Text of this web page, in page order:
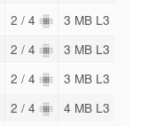
2 / 4 3 MB L3
2 / 4 3 MB L3
2 / 4 3 MB L3
2 / 4 4 MB L3